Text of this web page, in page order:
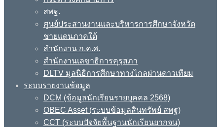
สพฐ.
ศูนย์ประสานงานและบริหารการศึกษาจังหวัด
ชายแดนภาคใต้
สำนักงาน ก.ค.ศ.
สำนักงานเลขาธิการคุรุสภา
DLTV มูลนิธิการศึกษาทางไกลผ่านดาวเทียม
ระบบรายงานข้อมูล
DCM (ข้อมูลนักเรียนรายบุคคล 2568)
OBEC Asset (ระบบข้อมูลสินทรัพย์ สพฐ)
CCT (ระบบปัจจัยพื้นฐานนักเรียนยากจน)